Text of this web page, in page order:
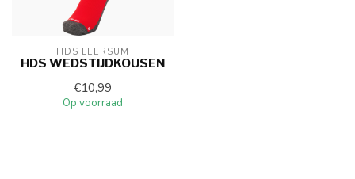
HDS LEERSUM
HDS WEDSTIJDKOUSEN
€10,99
Op voorraad